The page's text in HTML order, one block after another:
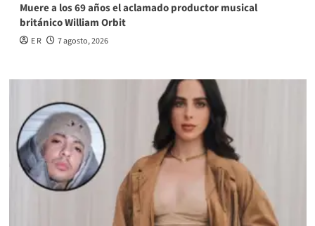
Muere a los 69 años el aclamado productor musical
británico William Orbit
E R 7 agosto, 2026